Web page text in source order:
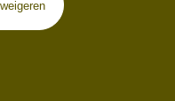
voor eenzelfde